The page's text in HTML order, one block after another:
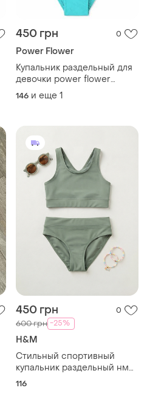
450 грн 0
Power Flower
Купальник раздельный для
девочки power flower
bs001453 размер 152 см.
146 и еще 1
450 грн 0
600 грн -25%
H&M
Стильный спортивный
купальник раздельный нм
116 см 6 лет upf 50+
116